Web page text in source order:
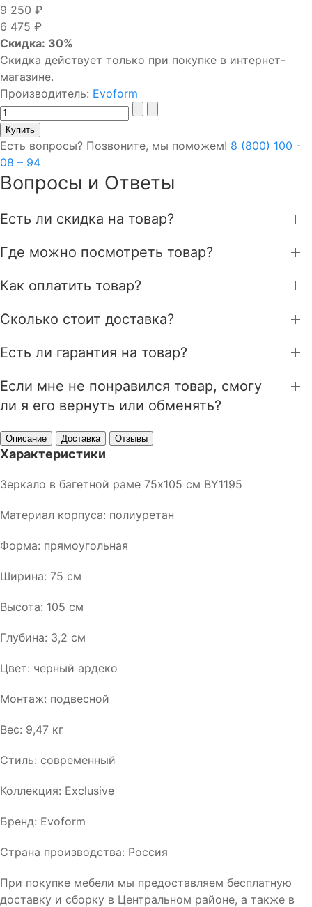
9 250 ₽
6 475 ₽
Скидка: 30%
Скидка действует только при покупке в интернет-
магазине.
Производитель: Evoform
Есть вопросы? Позвоните, мы поможем! 8 (800) 100 -
08 – 94
Вопросы и Ответы
Есть ли скидка на товар?
Где можно посмотреть товар?
Как оплатить товар?
Сколько стоит доставка?
Есть ли гарантия на товар?
Если мне не понравился товар, смогу
ли я его вернуть или обменять?
Описание Доставка Отзывы
Характеристики
Зеркало в багетной раме 75х105 см BY1195
Материал корпуса: полиуретан
Форма: прямоугольная
Ширина: 75 см
Высота: 105 см
Глубина: 3,2 см
Цвет: черный ардеко
Монтаж: подвесной
Вес: 9,47 кг
Стиль: современный
Коллекция: Exclusive
Бренд: Evoform
Страна производства: Россия
При покупке мебели мы предоставляем бесплатную
доставку и сборку в Центральном районе, а также в